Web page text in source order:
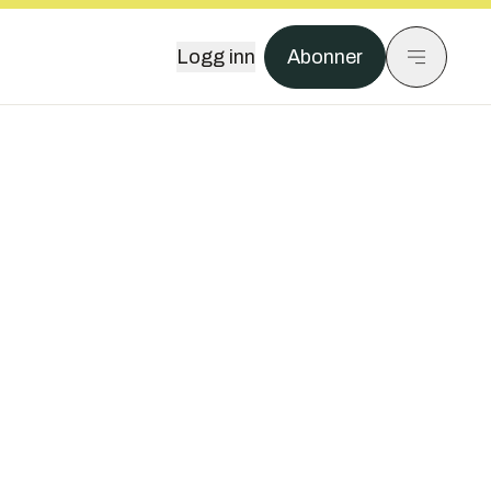
Logg inn Abonner